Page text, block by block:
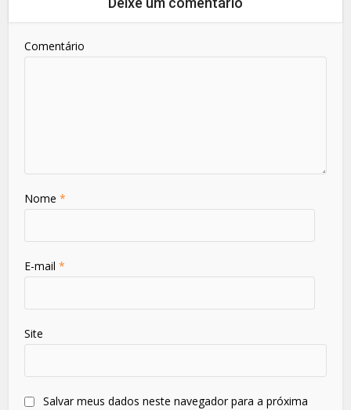
Comentário
Nome*
E-mail*
Site
Salvar meus dados neste navegador para a próxima